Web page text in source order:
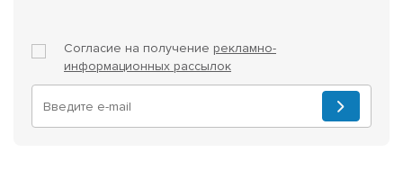
Согласие на получение рекламно-
информационных рассылок